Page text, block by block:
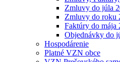
Zmluvy do júla
Zmluvy do roku
Faktúry do mája
Objednávky do
Hospodárenie
Platné VZN obce